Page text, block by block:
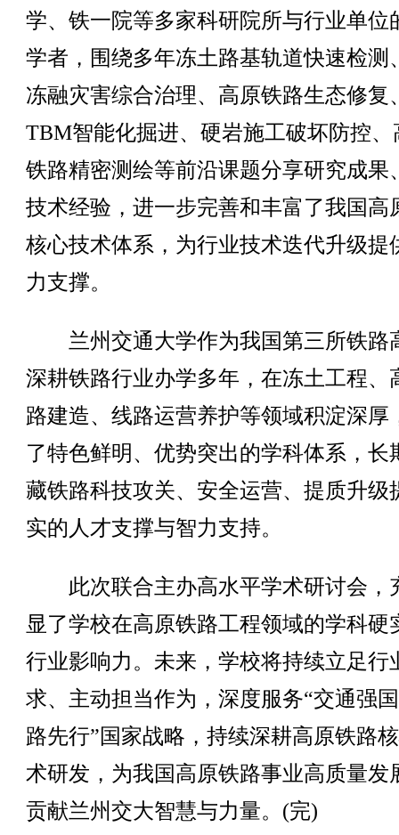
学、铁一院等多家科研院所与行业单位
学者，围绕多年冻土路基轨道快速检测
冻融灾害综合治理、高原铁路生态修复
TBM智能化掘进、硬岩施工破坏防控、
铁路精密测绘等前沿课题分享研究成果
技术经验，进一步完善和丰富了我国高
核心技术体系，为行业技术迭代升级提
力支撑。
兰州交通大学作为我国第三所铁路
深耕铁路行业办学多年，在冻土工程、
路建造、线路运营养护等领域积淀深厚
了特色鲜明、优势突出的学科体系，长
藏铁路科技攻关、安全运营、提质升级
实的人才支撑与智力支持。
此次联合主办高水平学术研讨会，
显了学校在高原铁路工程领域的学科硬
行业影响力。未来，学校将持续立足行
求、主动担当作为，深度服务“交通强
路先行”国家战略，持续深耕高原铁路
术研发，为我国高原铁路事业高质量发
贡献兰州交大智慧与力量。(完)